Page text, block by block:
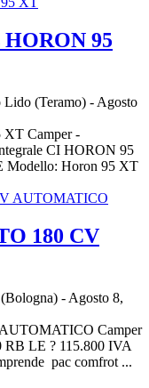
95
Lido (Teramo) - Agosto
Camper -
CI HORON 95
Horon 95 XT
180 CV
- Agosto 8,
Camper
LE ? 115.800 IVA
pac comfrot ...